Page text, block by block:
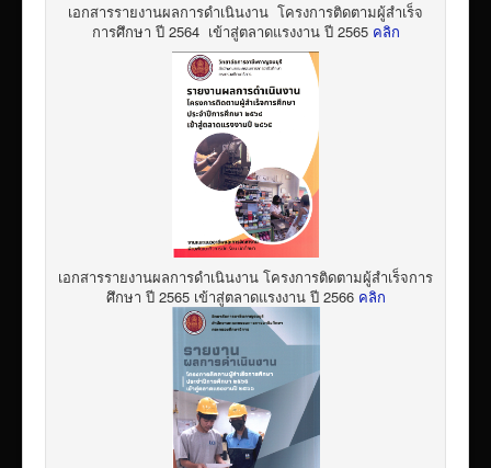
เอกสารรายงานผลการดำเนินงาน โครงการติดตามผู้สำเร็จ
การศึกษา ปี 2564 เข้าสู่ตลาดแรงงาน ปี 2565 คลิก
เอกสารรายงานผลการดำเนินงาน โครงการติดตามผู้สำเร็จการ
ศึกษา ปี 2565 เข้าสู่ตลาดแรงงาน ปี 2566 คลิก